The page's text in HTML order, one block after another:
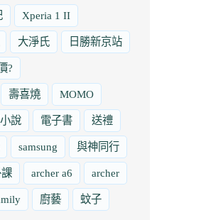
Xperia 1 II
大淨氏 日勝新京站
?
壽喜燒 MOMO
說 電子書 送禮
samsung 與神同行
archer a6 archer
廚藝 蚊子